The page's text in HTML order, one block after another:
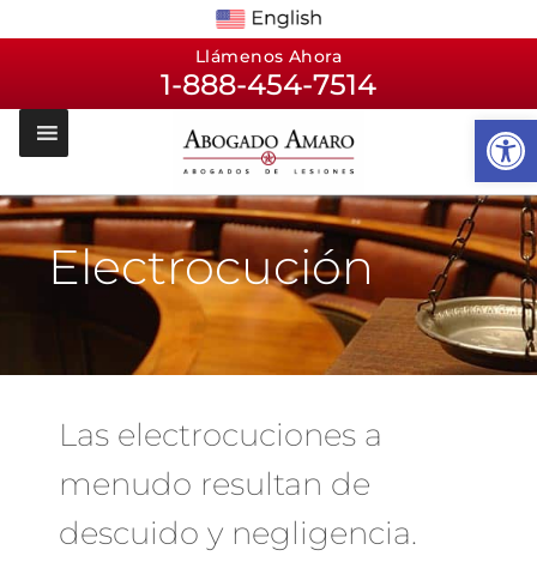
Llámenos Ahora
1-888-454-7514
Electrocución
Las electrocuciones a
menudo resultan de
descuido y negligencia.